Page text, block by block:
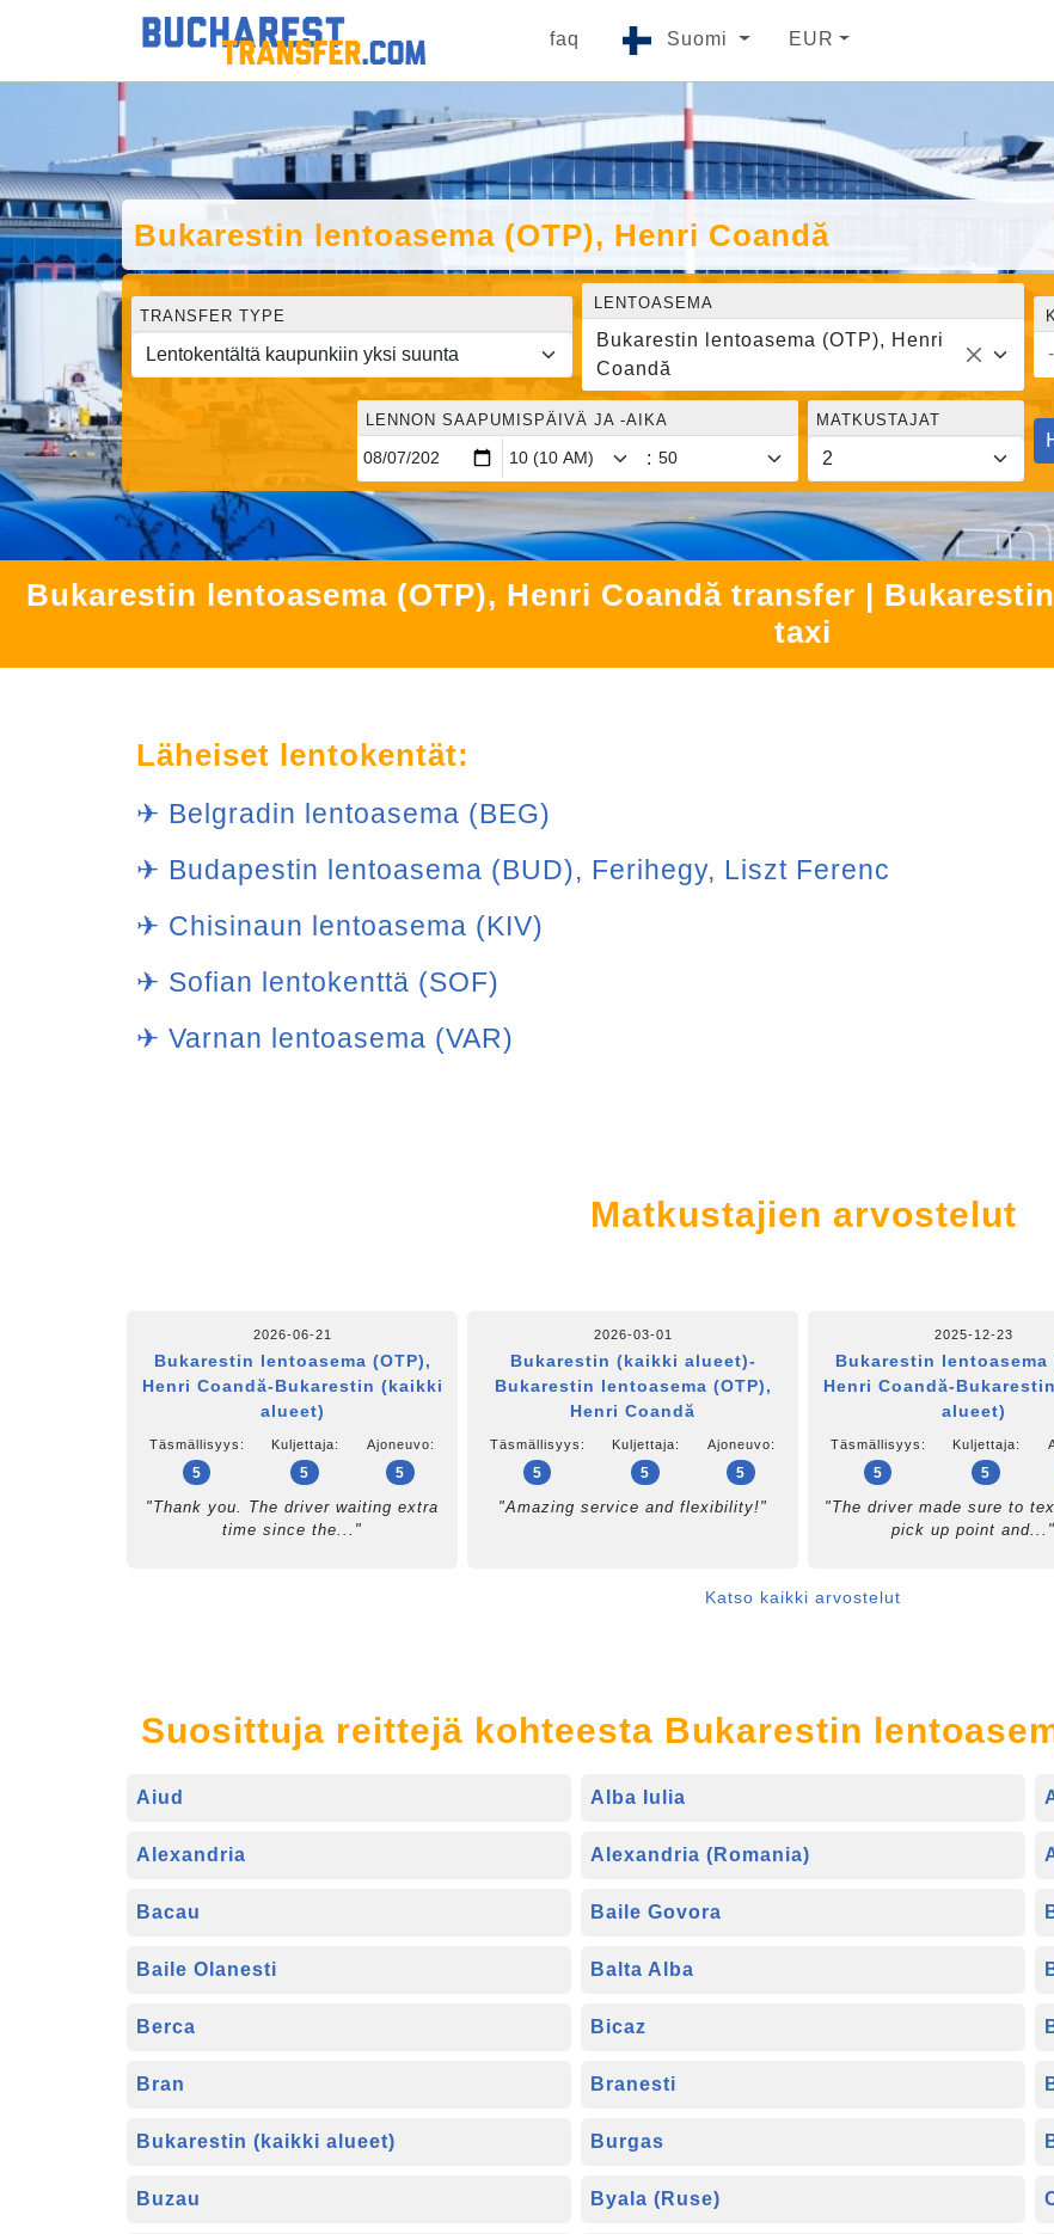
faq Suomi EUR
Bukarestin lentoasema (OTP), Henri Coandă
TRANSFER TYPE
LENTOASEMA
Bukarestin lentoasema (OTP), Henri
Coandă
LENNON SAAPUMISPÄIVÄ JA -AIKA
:
MATKUSTAJAT
Bukarestin lentoasema (OTP), Henri Coandă transfer |
taxi
Läheiset lentokentät:
✈ Belgradin lentoasema (BEG)
✈ Budapestin lentoasema (BUD), Ferihegy, Liszt Ferenc
✈ Chisinaun lentoasema (KIV)
✈ Sofian lentokenttä (SOF)
✈ Varnan lentoasema (VAR)
Matkustajien arvostelut
2026-06-21
Bukarestin lentoasema (OTP),
Henri Coandă-Bukarestin (kaikki
alueet)
Täsmällisyys:
5
Kuljettaja:
5
Ajoneuvo:
5
"Thank you. The driver waiting extra
time since the..."
2026-03-01
Bukarestin (kaikki alueet)-
Bukarestin lentoasema (OTP),
Henri Coandă
Täsmällisyys:
5
Kuljettaja:
5
Ajoneuvo:
5
"Amazing service and flexibility!"
2025-12-23
Bukarestin lentoasema
Henri Coandă-
alueet)
Täsmällisyys:
5
Kuljettaja:
5
"The driver made sure to
pick up point and..."
Katso kaikki arvostelut
Suosittuja reittejä kohteesta Bukarestin
Aiud Alba Iulia
Alexandria Alexandria (Romania)
Bacau Baile Govora
Baile Olanesti Balta Alba
Berca Bicaz
Bran Branesti
Bukarestin (kaikki alueet) Burgas
Buzau Byala (Ruse)